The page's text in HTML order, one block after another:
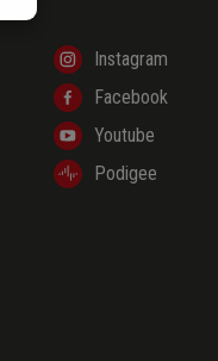
Instagram
Facebook
Youtube
Podigee